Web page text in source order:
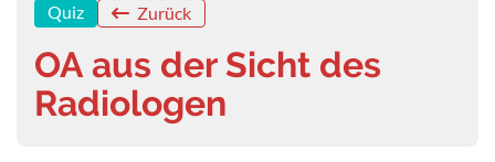
Quiz Zurück
OA aus der Sicht des
Radiologen